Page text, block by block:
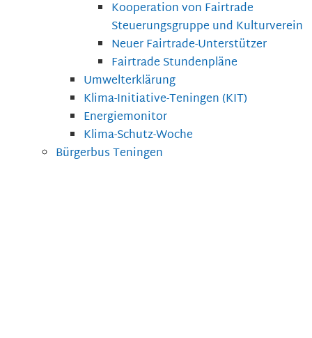
Kooperation von Fairtrade
Steuerungsgruppe und Kulturverein
Neuer Fairtrade-Unterstützer
Fairtrade Stundenpläne
Umwelterklärung
Klima-Initiative-Teningen (KIT)
Energiemonitor
Klima-Schutz-Woche
Bürgerbus Teningen